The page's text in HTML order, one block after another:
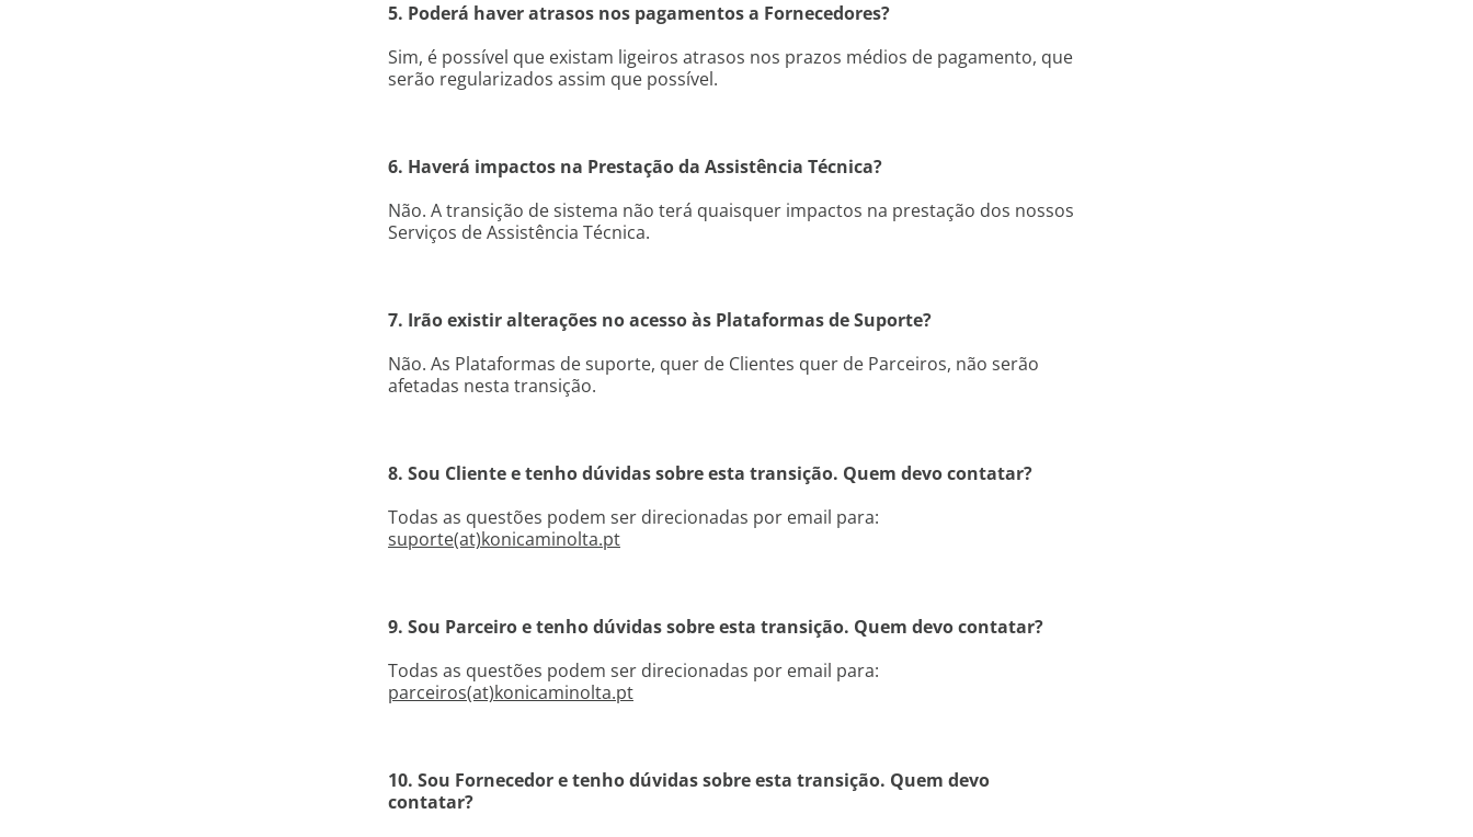
5. Poderá haver atrasos nos pagamentos a Fornecedores?
Sim, é possível que existam ligeiros atrasos nos prazos médios de pagamento, que
serão regularizados assim que possível.​
6. Haverá impactos na Prestação da Assistência Técnica?
Não. A transição de sistema não terá quaisquer impactos na prestação dos nossos
Serviços de Assistência Técnica.
7. Irão existir alterações no acesso às Plataformas de Suporte?
Não. As Plataformas de suporte, quer de Clientes quer de Parceiros, não serão
afetadas nesta transição.
8. Sou Cliente e tenho dúvidas sobre esta transição. Quem devo contatar?
Todas as questões podem ser direcionadas por email para:
suporte(at)konicaminolta.pt
9. Sou Parceiro e tenho dúvidas sobre esta transição. Quem devo contatar?
Todas as questões podem ser direcionadas por email para:
parceiros(at)konicaminolta.pt
10. Sou Fornecedor e tenho dúvidas sobre esta transição. Quem devo
contatar?